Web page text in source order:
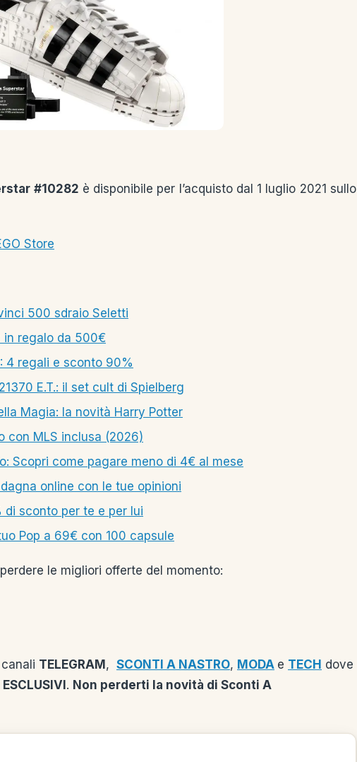
#10282 è disponibile per l’acquisto dal 1 luglio 2021 sullo
Store
500 sdraio Seletti
in regalo da 500€
4 regali e sconto 90%
E.T.: il set cult di Spielberg
Magia: la novità Harry Potter
con MLS inclusa (2026)
Scopri come pagare meno di 4€ al mese
online con le tue opinioni
di sconto per te e per lui
Pop a 69€ con 100 capsule
le migliori offerte del momento:
TELEGRAM , SCONTI A NASTRO, MODA e TECH dove
ESCLUSIVI . Non perderti la novità di Sconti A